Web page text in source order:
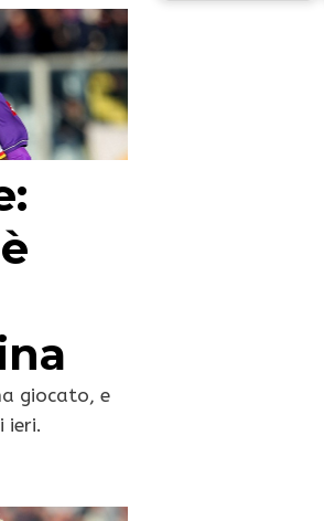
giocato, e
ieri.